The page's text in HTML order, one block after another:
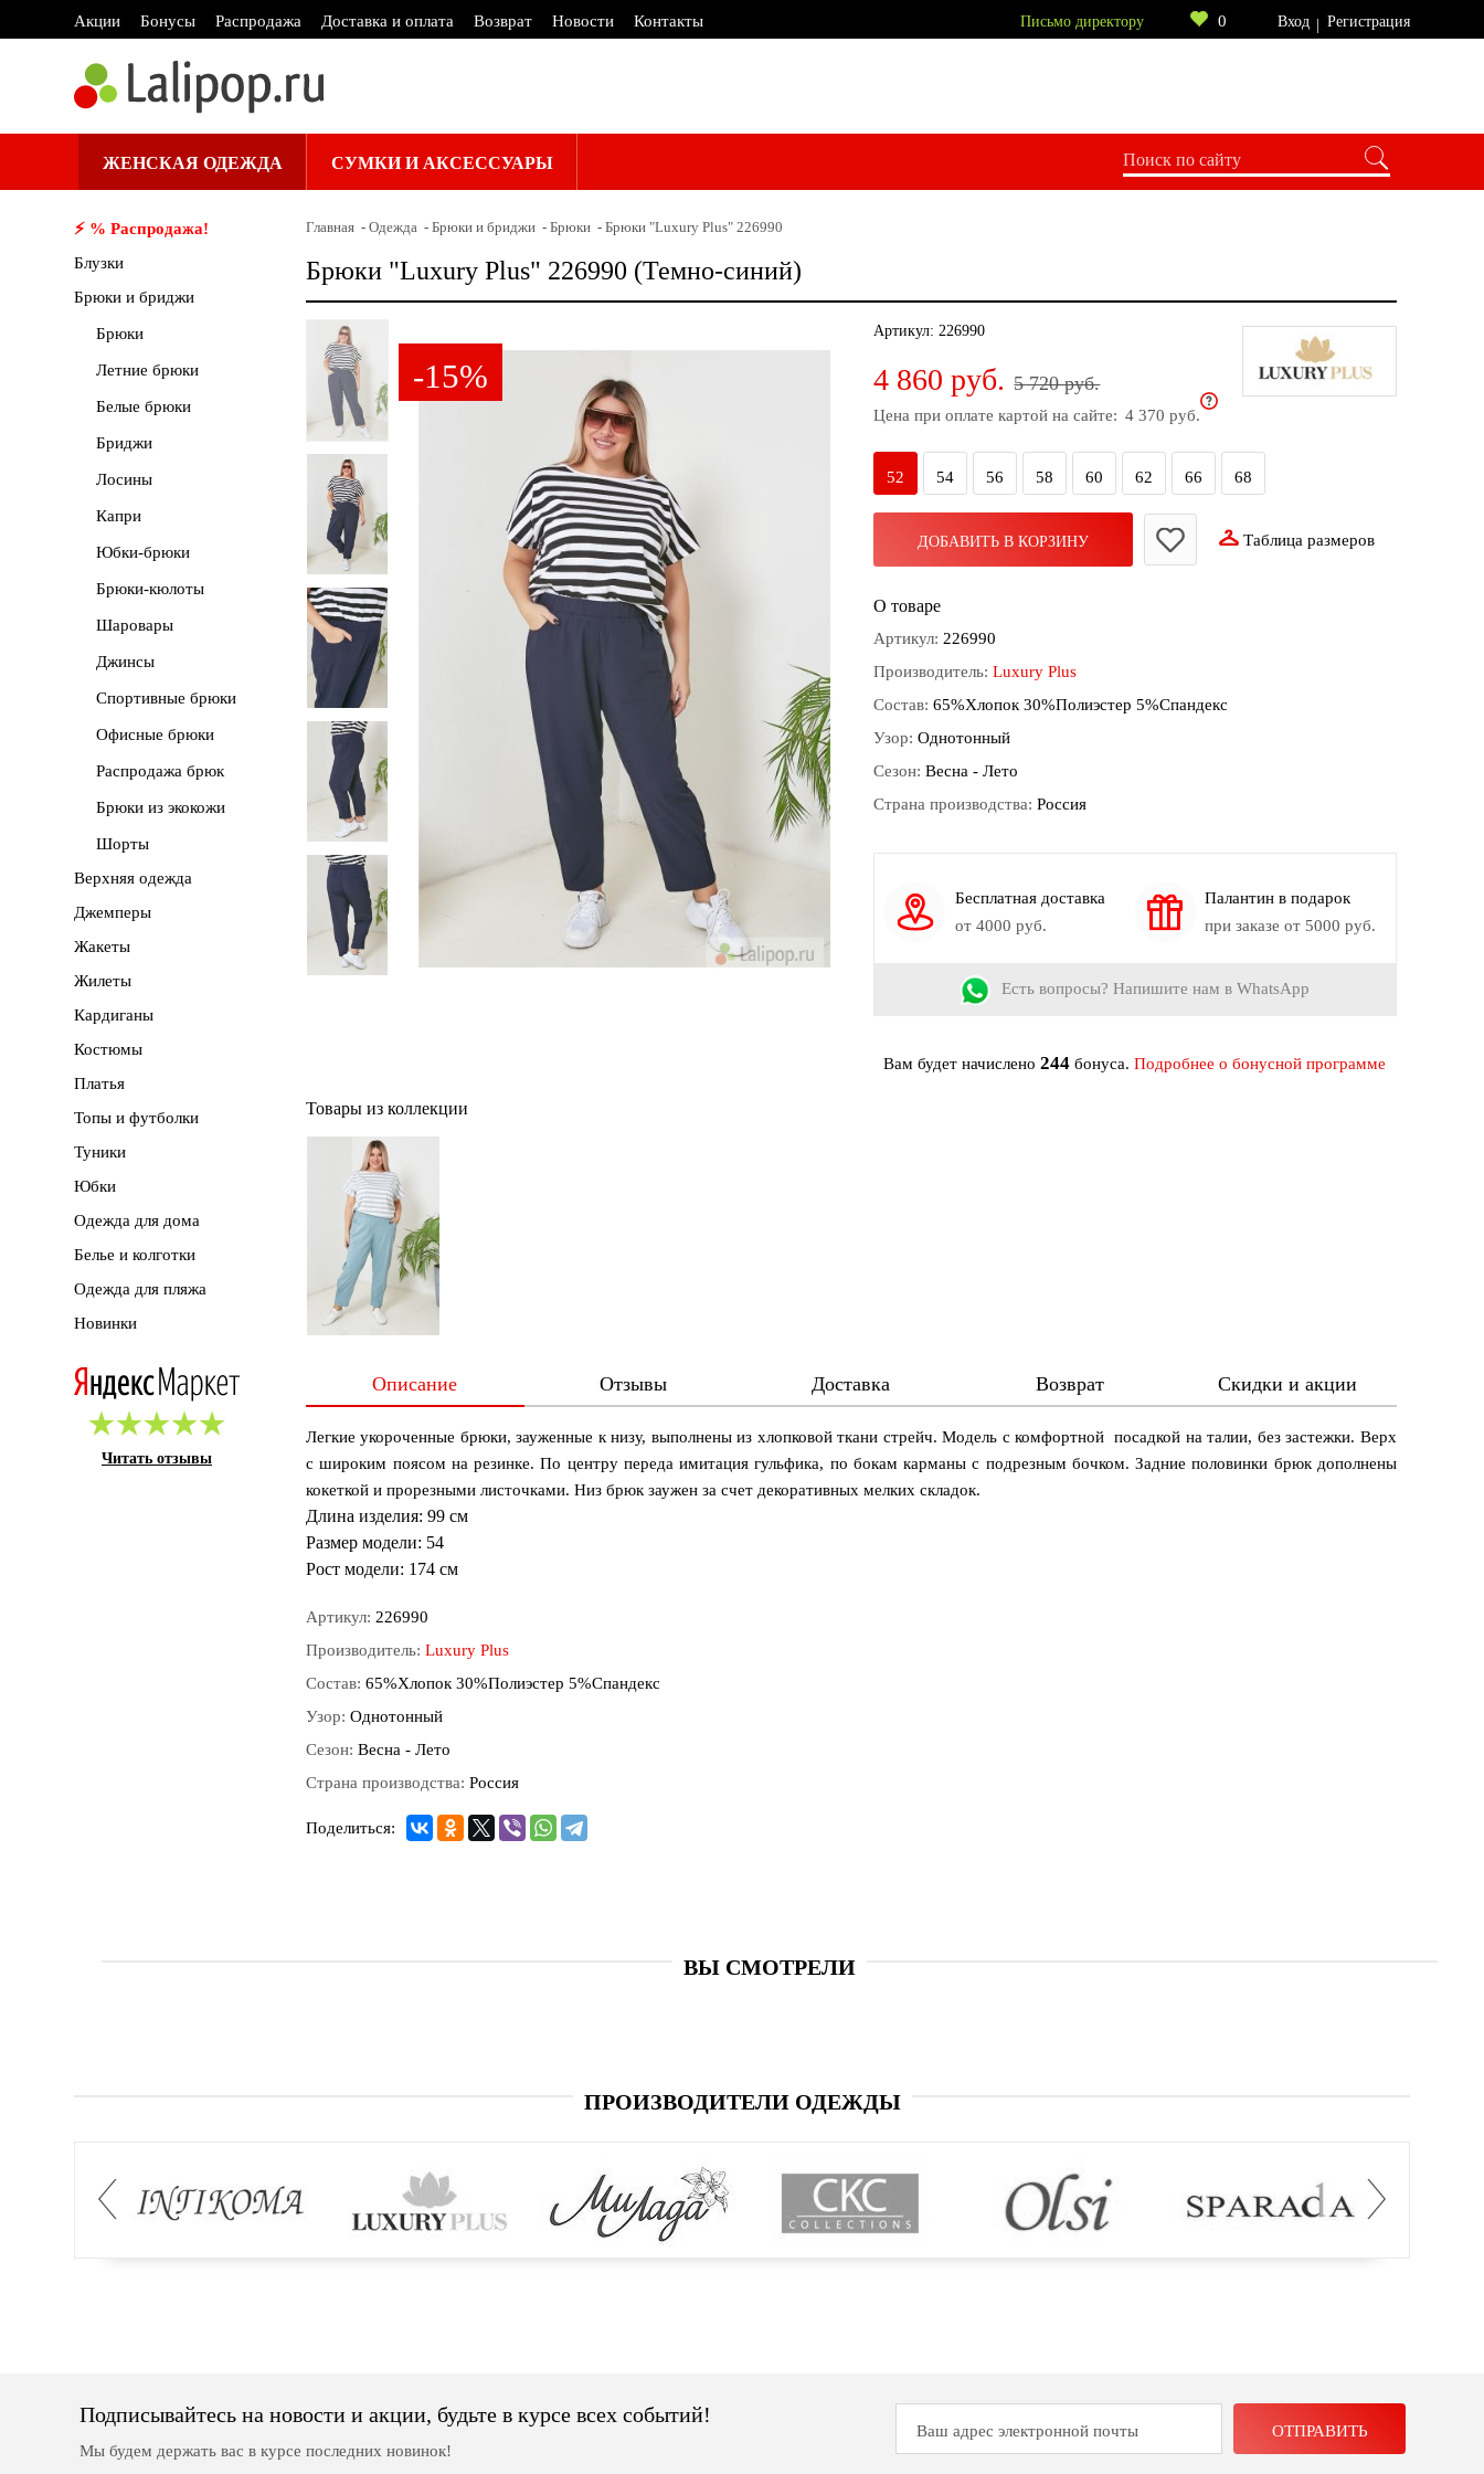
Акции Бонусы Распродажа Доставка и оплата Возврат Новости Контакты Письмо директору 0 Вход Регистрация
ЖЕНСКАЯ ОДЕЖДА СУМКИ И АКСЕССУАРЫ
⚡️ % Распродажа!
Блузки
Брюки и бриджи
Брюки
Летние брюки
Белые брюки
Бриджи
Лосины
Капри
Юбки-брюки
Брюки-кюлоты
Шаровары
Джинсы
Спортивные брюки
Офисные брюки
Распродажа брюк
Брюки из экокожи
Шорты
Верхняя одежда
Джемперы
Жакеты
Жилеты
Кардиганы
Костюмы
Платья
Топы и футболки
Туники
Юбки
Одежда для дома
Белье и колготки
Одежда для пляжа
Новинки
Читать отзывы
Главная Одежда Брюки и бриджи Брюки Брюки "Luxury Plus" 226990
Брюки "Luxury Plus" 226990 (Темно-синий)
-15%
Артикул: 226990
4 860 руб. 5 720 руб.
Цена при оплате картой на сайте: 4 370 руб.
52 54 56 58 60 62 66 68
ДОБАВИТЬ В КОРЗИНУ Таблица размеров
О товаре
Артикул: 226990
Производитель: Luxury Plus
Состав: 65%Хлопок 30%Полиэстер 5%Спандекс
Узор: Однотонный
Сезон: Весна - Лето
Страна производства: Россия
Бесплатная доставка
от 4000 руб.
Палантин в подарок
при заказе от 5000 руб.
Есть вопросы? Напишите нам в WhatsApp
Вам будет начислено244 бонуса.Подробнее о бонусной программе
Товары из коллекции
Описание Отзывы Доставка Возврат Скидки и акции
Легкие укороченные брюки, зауженные к низу, выполнены из хлопковой ткани стрейч. Модель с комфортной посадкой на талии, без застежки. Верх
с широким поясом на резинке. По центру переда имитация гульфика, по бокам карманы с подрезным бочком. Задние половинки брюк дополнены
кокеткой и прорезными листочками. Низ брюк заужен за счет декоративных мелких складок.
Длина изделия: 99 см
Размер модели: 54
Рост модели: 174 см
Артикул: 226990
Производитель: Luxury Plus
Состав: 65%Хлопок 30%Полиэстер 5%Спандекс
Узор: Однотонный
Сезон: Весна - Лето
Страна производства: Россия
Поделиться:
ВЫ СМОТРЕЛИ
ПРОИЗВОДИТЕЛИ ОДЕЖДЫ
Подписывайтесь на новости и акции, будьте в курсе всех событий!
Мы будем держать вас в курсе последних новинок!